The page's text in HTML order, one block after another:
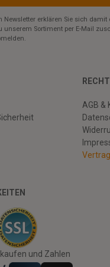
erklären Sie sich damit
Sortiment per E-Mail
AGB &
und Zahlen
Youtube